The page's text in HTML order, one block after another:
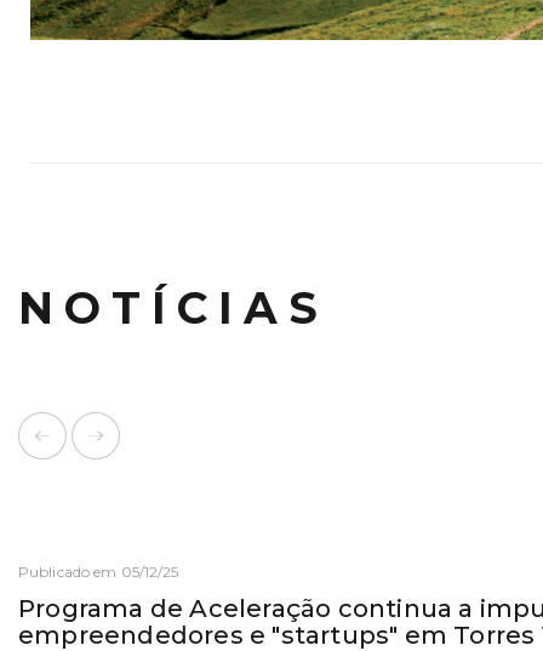
NOTÍCIAS
Publicado em 05/12/25
Programa de Aceleração continua a
empreendedores e "startups" em Torres